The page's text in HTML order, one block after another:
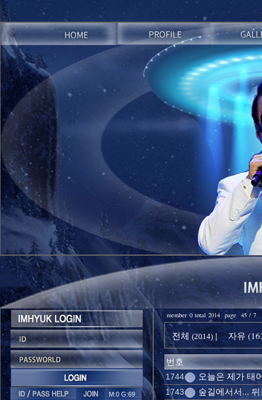
M:0 G:69
member 0 total 2014 page 45 / 7
전체 (2014) | 자유
번호
1744 오늘은 제가 태
1743 숲길에서서...